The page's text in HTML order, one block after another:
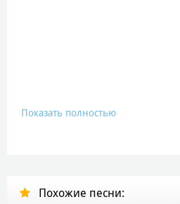
Показать полностью
Похожие песни: